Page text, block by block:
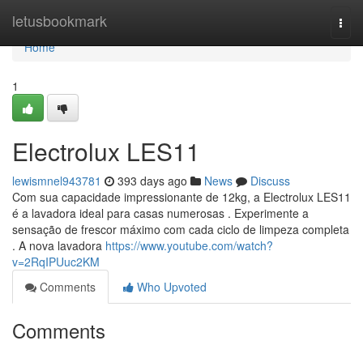
letusbookmark
Home
Home
1
Electrolux LES11
lewismnel943781 393 days ago News
Discuss
Com sua capacidade impressionante de 12kg, a Electrolux LES11
é a lavadora ideal para casas numerosas . Experimente a
sensação de frescor máximo com cada ciclo de limpeza completa
. A nova lavadora https://www.youtube.com/watch?
v=2RqIPUuc2KM
Comments
Who Upvoted
Comments